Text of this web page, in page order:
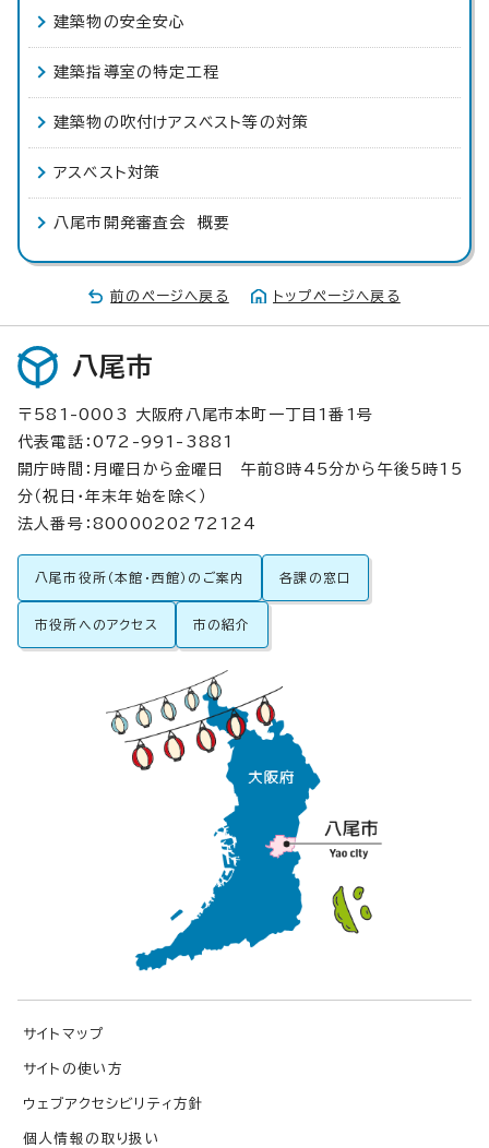
建築物の安全安心
建築指導室の特定工程
建築物の吹付けアスベスト等の対策
アスベスト対策
八尾市開発審査会 概要
前のページへ戻る トップページへ戻る
八尾市
〒581-0003 大阪府八尾市本町一丁目1番1号
代表電話：072-991-3881
開庁時間：月曜日から金曜日 午前8時45分から午後5時15
分（祝日・年末年始を除く）
法人番号：8000020272124
八尾市役所（本館・西館）のご案内 各課の窓口
市役所へのアクセス 市の紹介
サイトマップ
サイトの使い方
ウェブアクセシビリティ方針
個人情報の取り扱い